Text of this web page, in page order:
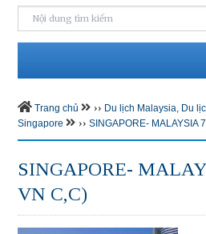
Trang chủ ›› Du lịch Malaysia, Du
Singapore
›› SINGAPORE- MALAYSIA
SINGAPORE-
VN C,C)